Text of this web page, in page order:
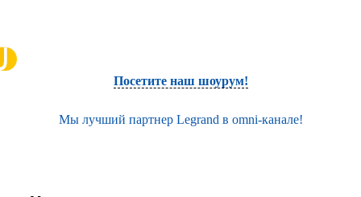
Посетите наш шоурум!
Мы лучший партнер Legrand в omni-канале!